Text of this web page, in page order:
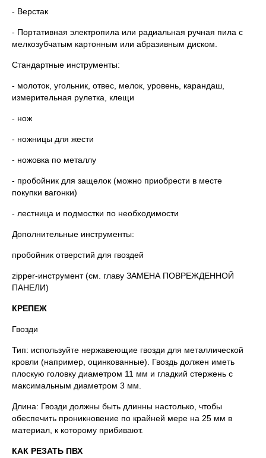
- Верстак
- Портативная электропила или радиальная ручная пила с
мелкозубчатым картонным или абразивным диском.
Стандартные инструменты:
- молоток, угольник, отвес, мелок, уровень, карандаш,
измерительная рулетка, клещи
- нож
- ножницы для жести
- ножовка по металлу
- пробойник для защелок (можно приобрести в месте
покупки вагонки)
- лестница и подмостки по необходимости
Дополнительные инструменты:
пробойник отверстий для гвоздей
zipper-инструмент (см. главу ЗАМЕНА ПОВРЕЖДЕННОЙ
ПАНЕЛИ)
КРЕПЕЖ
Гвозди
Тип: используйте нержавеющие гвозди для металлической
кровли (например, оцинкованные). Гвоздь должен иметь
плоскую головку диаметром 11 мм и гладкий стержень с
максимальным диаметром 3 мм.
Длина: Гвозди должны быть длинны настолько, чтобы
обеспечить проникновение по крайней мере на 25 мм в
материал, к которому прибивают.
КАК РЕЗАТЬ ПВХ